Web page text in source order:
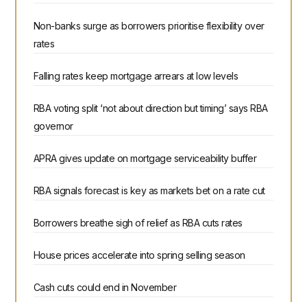
Non-banks surge as borrowers prioritise flexibility over
rates
Falling rates keep mortgage arrears at low levels
RBA voting split ‘not about direction but timing’ says RBA
governor
APRA gives update on mortgage serviceability buffer
RBA signals forecast is key as markets bet on a rate cut
Borrowers breathe sigh of relief as RBA cuts rates
House prices accelerate into spring selling season
Cash cuts could end in November